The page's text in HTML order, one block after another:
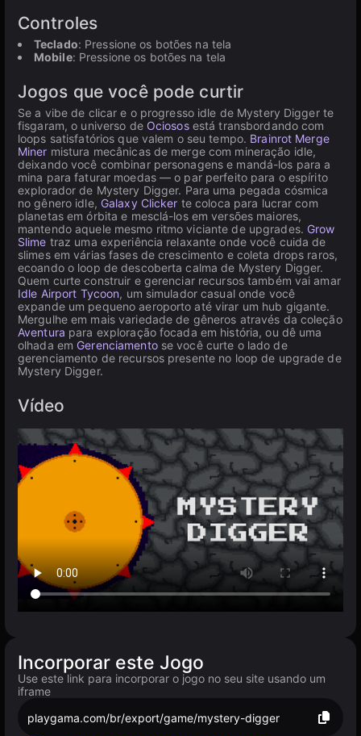
Controles
Teclado: Pressione os botões na tela
Mobile: Pressione os botões na tela
Jogos que você pode curtir
Se a vibe de clicar e o progresso idle de Mystery Digger te
fisgaram, o universo de Ociososestá transbordando com
loops satisfatórios que valem o seu tempo. Brainrot Merge
Miner mistura mecânicas de merge com mineração idle,
deixando você combinar personagens e mandá-los para a
mina para faturar moedas — o par perfeito para o espírito
explorador de Mystery Digger. Para uma pegada cósmica
no gênero idle, Galaxy Clicker te coloca para lucrar com
planetas em órbita e mesclá-los em versões maiores,
mantendo aquele mesmo ritmo viciante de upgrades. Grow
Slime traz uma experiência relaxante onde você cuida de
slimes em várias fases de crescimento e coleta drops raros,
ecoando o loop de descoberta calma de Mystery Digger.
Quem curte construir e gerenciar recursos também vai amar
Idle Airport Tycoon, um simulador casual onde você
expande um pequeno aeroporto até virar um hub gigante.
Mergulhe em mais variedade de gêneros através da coleção
Aventura para exploração focada em história, ou dê uma
olhada em Gerenciamentose você curte o lado de
gerenciamento de recursos presente no loop de upgrade de
Mystery Digger.
Vídeo
Incorporar este Jogo
Use este link para incorporar o jogo no seu site usando um
iframe
playgama.com/br/export/game/mystery-digger